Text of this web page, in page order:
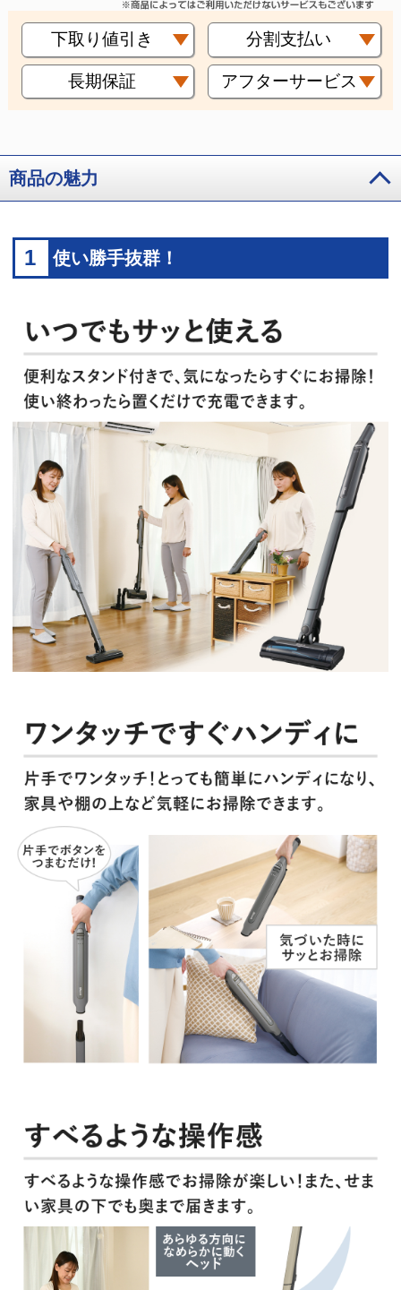
下取り値引き 分割支払い
長期保証 アフターサービス
商品の魅力
1 使い勝手抜群！